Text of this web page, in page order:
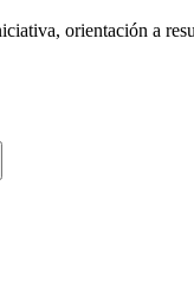
orientación a